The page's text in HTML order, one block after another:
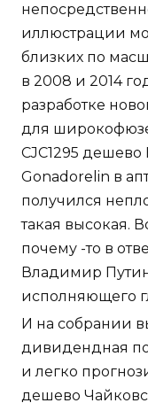
иллюстрации
близких по
в 2008 и 2014
разработке
для
CJC1295
Gonadorelin в
получился
такая высокая.
почему -то в
Владимир
исполняющего
И на собрании
дивидендная
и легко
дешево